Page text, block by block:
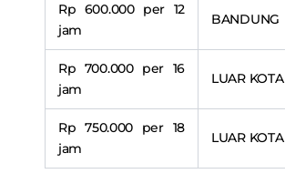
Rp 600.000 per 12
jam
BANDUNG
Rp 700.000 per 16
jam
LUAR KOTA
Rp 750.000 per 18
jam
LUAR KOTA